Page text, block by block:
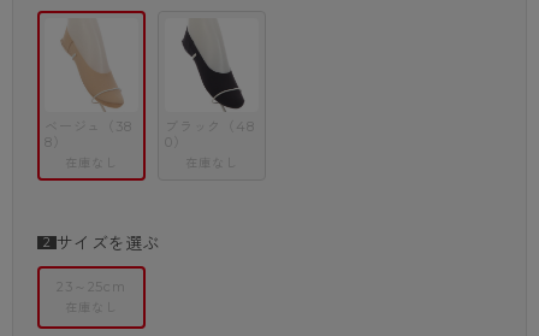
ベージュ（38
8）
在庫なし
ブラック（48
在庫なし
サイズを選ぶ
23～25cm
在庫なし